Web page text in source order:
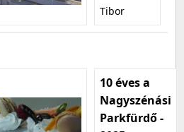
Tibor
10 éves a
Nagyszénási
Parkfürdő -